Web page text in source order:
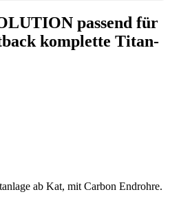
passend für
komplette Titan-
ab Kat, mit Carbon Endrohre.